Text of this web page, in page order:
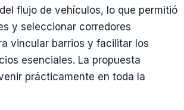
flujo de vehículos, lo que permitió
y seleccionar corredores
vincular barrios y facilitar los
esenciales. La propuesta
prácticamente en toda la